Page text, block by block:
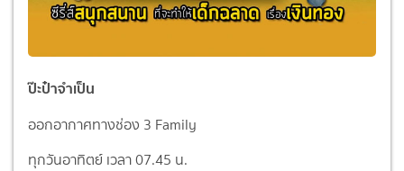
ป๊ะป๋าจำเป็น
ออกอากาศทางช่อง 3 Family
ทุกวันอาทิตย์ เวลา 07.45 น.